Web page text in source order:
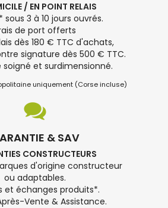
/ EN POINT RELAIS
sous 3 à 10 jours ouvrés.
de port offerts
dès 180 € TTC d'achats,
signature dès 500 € TTC.
soigné et surdimensionné.
uniquement (Corse incluse)
& SAV
CONSTRUCTEURS
d'origine constructeur
ou adaptables.
et échanges produits*.
Vente & Assistance.